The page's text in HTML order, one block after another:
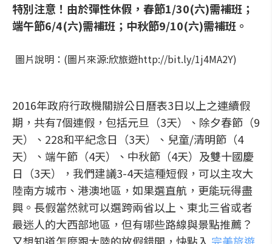
特別注意！由於彈性休假，春節1/30(六)需補班；
端午節6/4(六)需補班；中秋節9/10(六)需補班。
圖片說明：(圖片來源:欣旅遊http://bit.ly/1j4MA2Y)
2016年政府行政機關辦公日曆表3日以上之連續假
期，共有7個連假，包括元旦（3天）、除夕春節（9
天）、228和平紀念日（3天）、兒童/清明節（4
天）、端午節（4天）、中秋節（4天）及雙十國慶
日（3天），我們建議3-4天這種短假，可以主攻大
陸南方城市、港澳地區，如果選直航，更能玩得盡
興。長假當然就可以選跨兩省以上、東北三省或者
最迷人的大西部地區，但有哪些路線與景點推薦？